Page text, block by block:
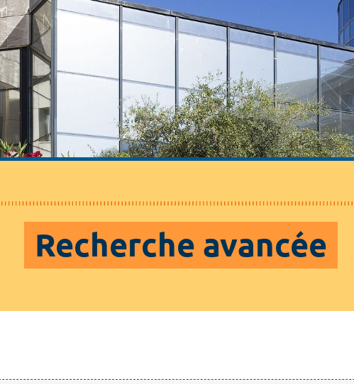
Recherche avancée